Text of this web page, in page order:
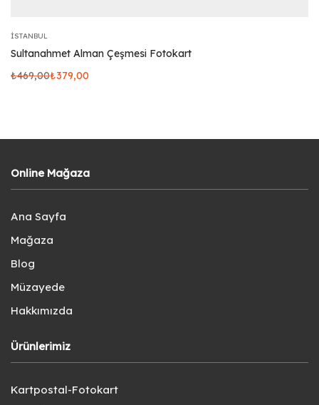
İSTANBUL
Sultanahmet Alman Çeşmesi Fotokart
₺469,00₺379,00
Online Mağaza
Ana Sayfa
Mağaza
Blog
Müzayede
Hakkımızda
Ürünlerimiz
Kartpostal-Fotokart